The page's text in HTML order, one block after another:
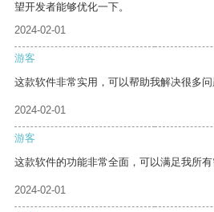
望开发者能够优化一下。
2024-02-01
游客
这款软件非常实用，可以帮助我解决很多问
2024-02-01
游客
这款软件的功能非常全面，可以满足我所有
2024-02-01